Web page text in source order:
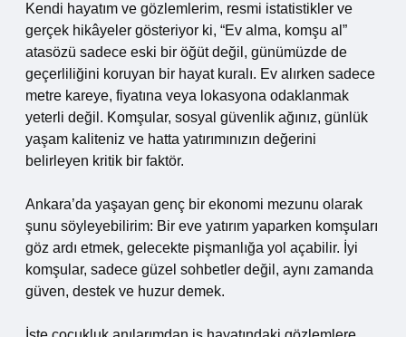
Kendi hayatım ve gözlemlerim, resmi istatistikler ve
gerçek hikâyeler gösteriyor ki, “Ev alma, komşu al”
atasözü sadece eski bir öğüt değil, günümüzde de
geçerliliğini koruyan bir hayat kuralı. Ev alırken sadece
metre kareye, fiyatına veya lokasyona odaklanmak
yeterli değil. Komşular, sosyal güvenlik ağınız, günlük
yaşam kaliteniz ve hatta yatırımınızın değerini
belirleyen kritik bir faktör.
Ankara’da yaşayan genç bir ekonomi mezunu olarak
şunu söyleyebilirim: Bir eve yatırım yaparken komşuları
göz ardı etmek, gelecekte pişmanlığa yol açabilir. İyi
komşular, sadece güzel sohbetler değil, aynı zamanda
güven, destek ve huzur demek.